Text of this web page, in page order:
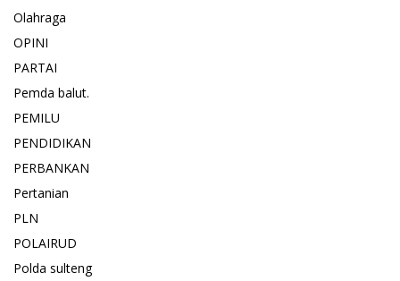
Olahraga
OPINI
PARTAI
Pemda balut.
PEMILU
PENDIDIKAN
PERBANKAN
Pertanian
PLN
POLAIRUD
Polda sulteng